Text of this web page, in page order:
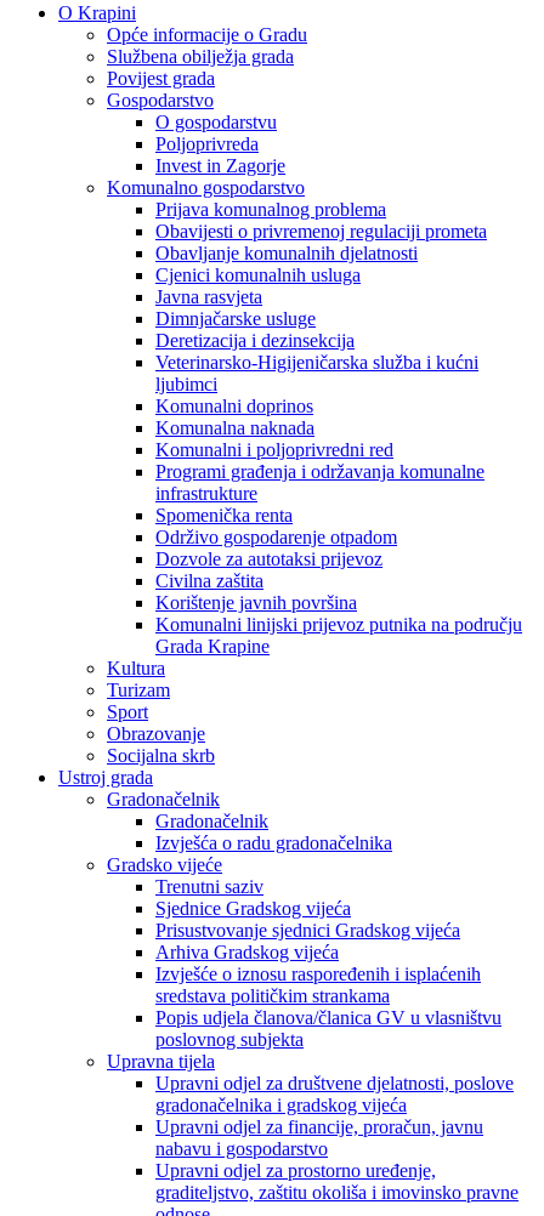
O Krapini
Opće informacije o Gradu
Službena obilježja grada
Povijest grada
Gospodarstvo
O gospodarstvu
Poljoprivreda
Invest in Zagorje
Komunalno gospodarstvo
Prijava komunalnog problema
Obavijesti o privremenoj regulaciji prometa
Obavljanje komunalnih djelatnosti
Cjenici komunalnih usluga
Javna rasvjeta
Dimnjačarske usluge
Deretizacija i dezinsekcija
Veterinarsko-Higijeničarska služba i kućni
ljubimci
Komunalni doprinos
Komunalna naknada
Komunalni i poljoprivredni red
Programi građenja i održavanja komunalne
infrastrukture
Spomenička renta
Održivo gospodarenje otpadom
Dozvole za autotaksi prijevoz
Civilna zaštita
Korištenje javnih površina
Komunalni linijski prijevoz putnika na području
Grada Krapine
Kultura
Turizam
Sport
Obrazovanje
Socijalna skrb
Ustroj grada
Gradonačelnik
Gradonačelnik
Izvješća o radu gradonačelnika
Gradsko vijeće
Trenutni saziv
Sjednice Gradskog vijeća
Prisustvovanje sjednici Gradskog vijeća
Arhiva Gradskog vijeća
Izvješće o iznosu raspoređenih i isplaćenih
sredstava političkim strankama
Popis udjela članova/članica GV u vlasništvu
poslovnog subjekta
Upravna tijela
Upravni odjel za društvene djelatnosti, poslove
gradonačelnika i gradskog vijeća
Upravni odjel za financije, proračun, javnu
nabavu i gospodarstvo
Upravni odjel za prostorno uređenje,
graditeljstvo, zaštitu okoliša i imovinsko pravne